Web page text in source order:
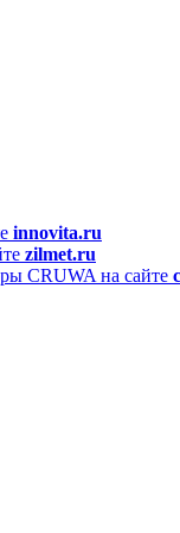
innovita.ru
zilmet.ru
CRUWA на сайте